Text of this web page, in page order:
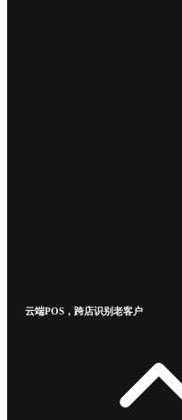
云端POS，跨店识别老客户